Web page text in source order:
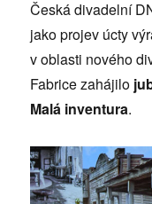
Česká divadelní
jako projev úcty
v oblasti nového
Fabrice zahájilo
Malá inventura.